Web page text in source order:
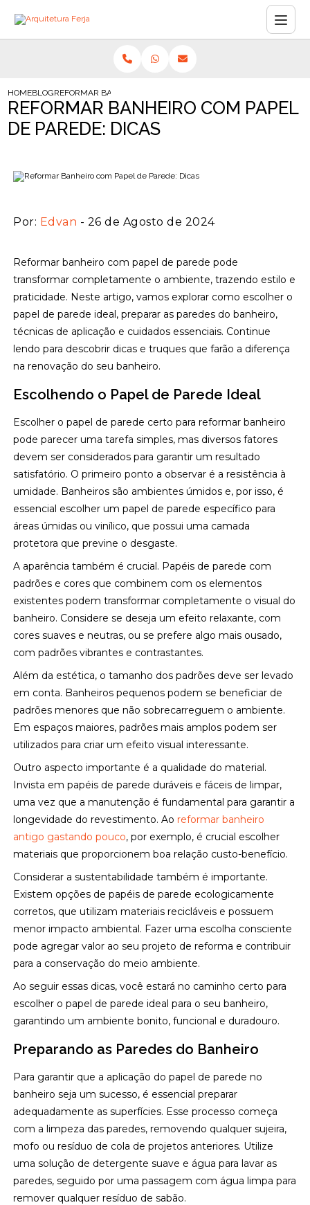
HOMEBLOGREFORMAR BANHEIRO COM PAPEL DE PAREDE: DICAS
REFORMAR BANHEIRO COM PAPEL
DE PAREDE: DICAS
Por: Edvan - 26 de Agosto de 2024
Reformar banheiro com papel de parede pode
transformar completamente o ambiente, trazendo estilo e
praticidade. Neste artigo, vamos explorar como escolher o
papel de parede ideal, preparar as paredes do banheiro,
técnicas de aplicação e cuidados essenciais. Continue
lendo para descobrir dicas e truques que farão a diferença
na renovação do seu banheiro.
Escolhendo o Papel de Parede Ideal
Escolher o papel de parede certo para reformar banheiro
pode parecer uma tarefa simples, mas diversos fatores
devem ser considerados para garantir um resultado
satisfatório. O primeiro ponto a observar é a resistência à
umidade. Banheiros são ambientes úmidos e, por isso, é
essencial escolher um papel de parede específico para
áreas úmidas ou vinílico, que possui uma camada
protetora que previne o desgaste.
A aparência também é crucial. Papéis de parede com
padrões e cores que combinem com os elementos
existentes podem transformar completamente o visual do
banheiro. Considere se deseja um efeito relaxante, com
cores suaves e neutras, ou se prefere algo mais ousado,
com padrões vibrantes e contrastantes.
Além da estética, o tamanho dos padrões deve ser levado
em conta. Banheiros pequenos podem se beneficiar de
padrões menores que não sobrecarreguem o ambiente.
Em espaços maiores, padrões mais amplos podem ser
utilizados para criar um efeito visual interessante.
Outro aspecto importante é a qualidade do material.
Invista em papéis de parede duráveis e fáceis de limpar,
uma vez que a manutenção é fundamental para garantir a
longevidade do revestimento. Ao reformar banheiro
antigo gastando pouco, por exemplo, é crucial escolher
materiais que proporcionem boa relação custo-benefício.
Considerar a sustentabilidade também é importante.
Existem opções de papéis de parede ecologicamente
corretos, que utilizam materiais recicláveis e possuem
menor impacto ambiental. Fazer uma escolha consciente
pode agregar valor ao seu projeto de reforma e contribuir
para a conservação do meio ambiente.
Ao seguir essas dicas, você estará no caminho certo para
escolher o papel de parede ideal para o seu banheiro,
garantindo um ambiente bonito, funcional e duradouro.
Preparando as Paredes do Banheiro
Para garantir que a aplicação do papel de parede no
banheiro seja um sucesso, é essencial preparar
adequadamente as superfícies. Esse processo começa
com a limpeza das paredes, removendo qualquer sujeira,
mofo ou resíduo de cola de projetos anteriores. Utilize
uma solução de detergente suave e água para lavar as
paredes, seguido por uma passagem com água limpa para
remover qualquer resíduo de sabão.